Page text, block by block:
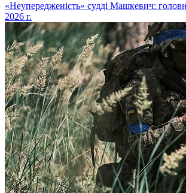
​«Неупередженість» судді Машкевич:
2026 г.